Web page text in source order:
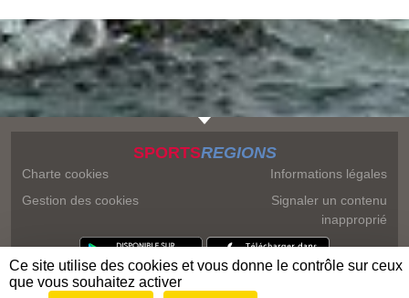
SPORTSREGIONS
Charte cookies
Gestion des cookies
Informations légales
Signaler un contenu
inapproprié
Ce site utilise des cookies et vous donne le contrôle sur ceux
que vous souhaitez activer